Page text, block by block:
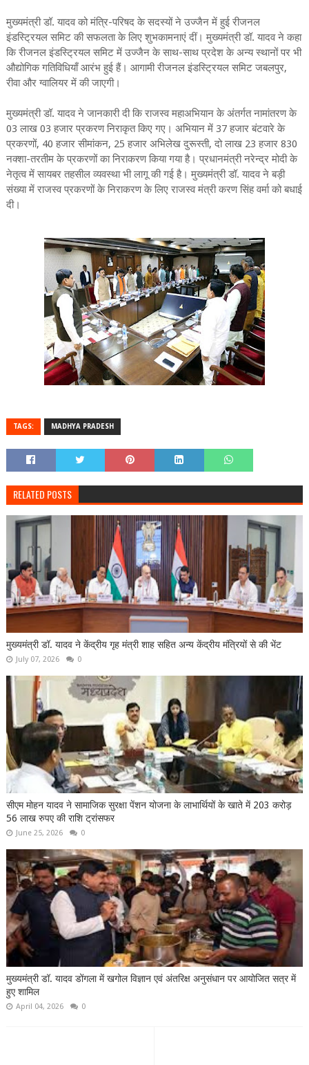
मुख्यमंत्री डॉ. यादव को मंत्रि-परिषद के सदस्यों ने उज्जैन में हुई रीजनल
इंडस्ट्रियल समिट की सफलता के लिए शुभकामनाएं दीं। मुख्यमंत्री डॉ. यादव ने कहा
कि रीजनल इंडस्ट्रियल समिट में उज्जैन के साथ-साथ प्रदेश के अन्य स्थानों पर भी
औद्योगिक गतिविधियाँ आरंभ हुई हैं। आगामी रीजनल इंडस्ट्रियल समिट जबलपुर,
रीवा और ग्वालियर में की जाएगी।
मुख्यमंत्री डॉ. यादव ने जानकारी दी कि राजस्व महाअभियान के अंतर्गत नामांतरण के
03 लाख 03 हजार प्रकरण निराकृत किए गए। अभियान में 37 हजार बंटवारे के
प्रकरणों, 40 हजार सीमांकन, 25 हजार अभिलेख दुरूस्ती, दो लाख 23 हजार 830
नक्शा-तरतीम के प्रकरणों का निराकरण किया गया है। प्रधानमंत्री नरेन्द्र मोदी के
नेतृत्व में सायबर तहसील व्यवस्था भी लागू की गई है। मुख्यमंत्री डॉ. यादव ने बड़ी
संख्या में राजस्व प्रकरणों के निराकरण के लिए राजस्व मंत्री करण सिंह वर्मा को बधाई
दी।
TAGS: MADHYA PRADESH
RELATED POSTS
मुख्यमंत्री डॉ. यादव ने केंद्रीय गृह मंत्री शाह सहित अन्य केंद्रीय मंत्रियों से की भेंट
July 07, 2026 0
सीएम मोहन यादव ने सामाजिक सुरक्षा पेंशन योजना के लाभार्थियों के खाते में 203 करोड़
56 लाख रुपए की राशि ट्रांसफर
June 25, 2026 0
मुख्यमंत्री डॉ. यादव डोंगला में खगोल विज्ञान एवं अंतरिक्ष अनुसंधान पर आयोजित सत्र में
हुए शामिल
April 04, 2026 0